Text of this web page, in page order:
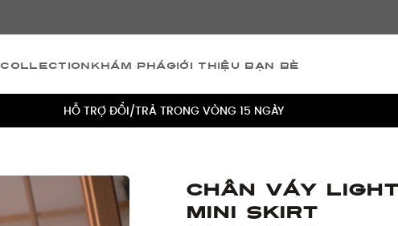
Collection Khám phá Giới thiệu bạn bè
HỖ TRỢ ĐỔI/TRẢ TRONG VÒNG 15 NGÀY
MIỄN PHÍ VẬN CHUYỂN CHO MỌI ĐƠN HÀNG
HỖ TRỢ ĐỔI/TRẢ TRONG VÒNG 15 NGÀY
Chân váy
Mini Skirt